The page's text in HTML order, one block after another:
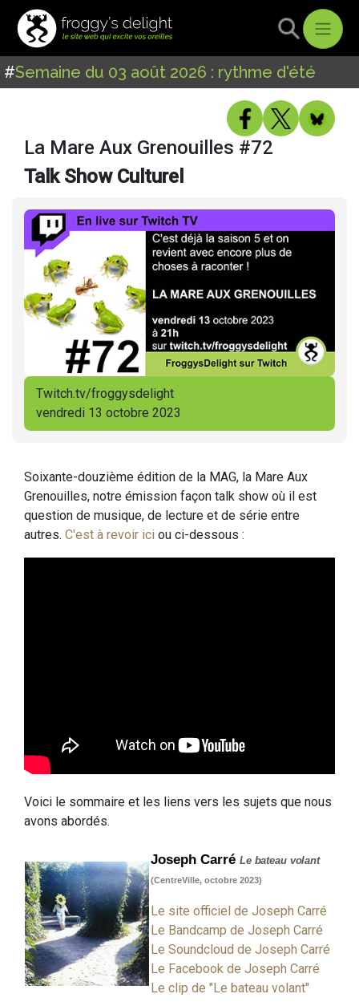
#Semaine du 03 août 2026 : rythme d'été
La Mare Aux Grenouilles #72
Talk Show Culturel
Twitch.tv/froggysdelight
vendredi 13 octobre 2023
Soixante-douzième édition de la MAG, la Mare Aux
Grenouilles, notre émission façon talk show où il est
question de musique, de lecture et de série entre
autres. C'est à revoir ici ou ci-dessous :
Voici le sommaire et les liens vers les sujets que nous
avons abordés.
Joseph Carré Le bateau volant
(CentreVille, octobre 2023)
Le site officiel de Joseph Carré
Le Bandcamp de Joseph Carré
Le Soundcloud de Joseph Carré
Le Facebook de Joseph Carré
Le clip de "Le bateau volant"